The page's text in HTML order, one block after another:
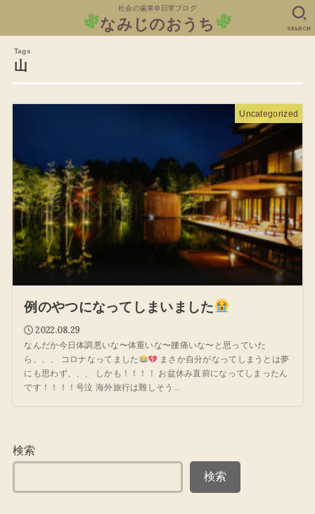
社会の歯車⚙日常ブログ
なみじのおうち SEARCH
山
Uncategorized
例のやつになってしまいました
2022.08.29
なんだか今日体調悪いな〜体重いな〜腰痛いな〜と思っていた
ら、、、 コロナなってました
まさか自分がなってしまうとは夢
にも思わず、、、 しかも！！！！ お盆休み直前になってしまったん
です！！！！号泣 海外旅行は難しそう...
検索
検索